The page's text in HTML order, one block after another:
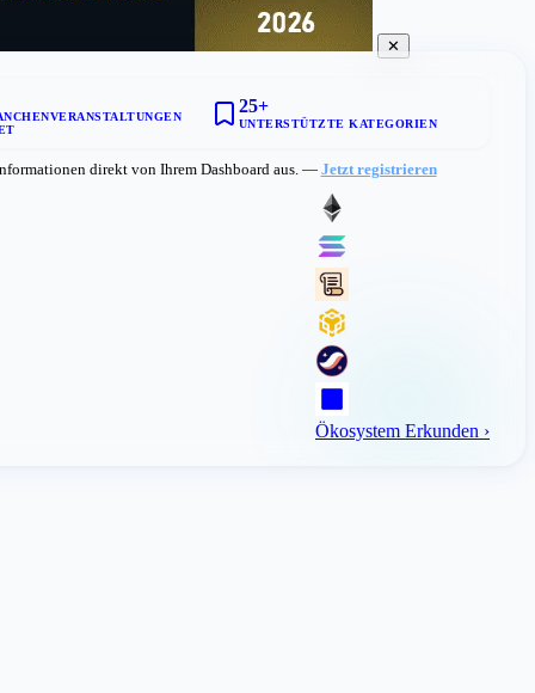
✕
25+
UNTERSTÜTZTE KATEGORIEN
direkt von Ihrem Dashboard aus. — Jetzt registrieren
Ökosystem Erkunden ›